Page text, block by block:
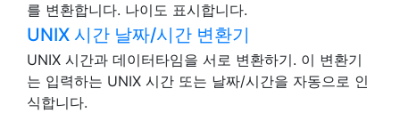
를 변환합니다. 나이도 표시합니다.
UNIX 시간 날짜/시간 변환기
UNIX 시간과 데이터타임을 서로 변환하기. 이 변환기
는 입력하는 UNIX 시간 또는 날짜/시간을 자동으로 인
식합니다.